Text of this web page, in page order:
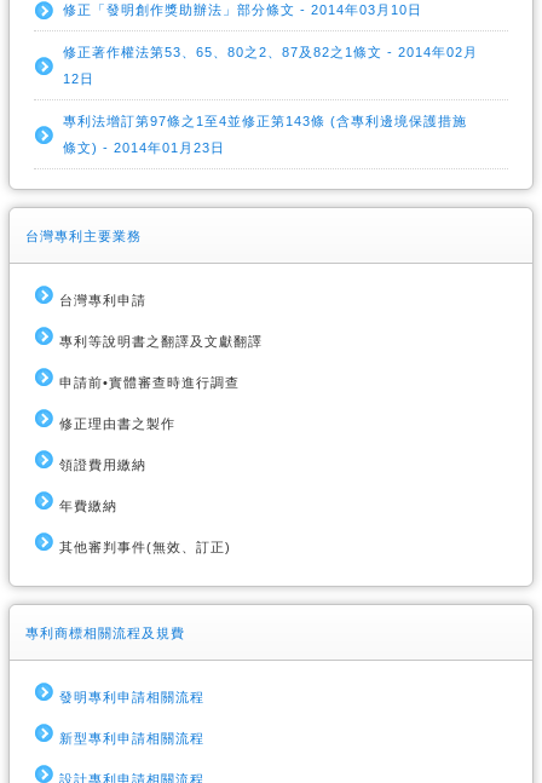
修正「發明創作獎助辦法」部分條文 - 2014年03月10日
修正著作權法第53、65、80之2、87及82之1條文 - 2014年02月
12日
專利法增訂第97條之1至4並修正第143條 (含專利邊境保護措施
條文) - 2014年01月23日
台灣專利主要業務
台灣專利申請
專利等說明書之翻譯及文獻翻譯
申請前•實體審查時進行調查
修正理由書之製作
領證費用繳納
年費繳納
其他審判事件(無效、訂正)
專利商標相關流程及規費
發明專利申請相關流程
新型專利申請相關流程
設計專利申請相關流程